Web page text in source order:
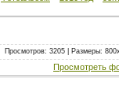
Просмотров: 3205 | Размеры:
Просмотреть